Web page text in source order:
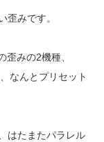
歪みです。
みの2機種、
なんとプリセット
はたまたパラレル